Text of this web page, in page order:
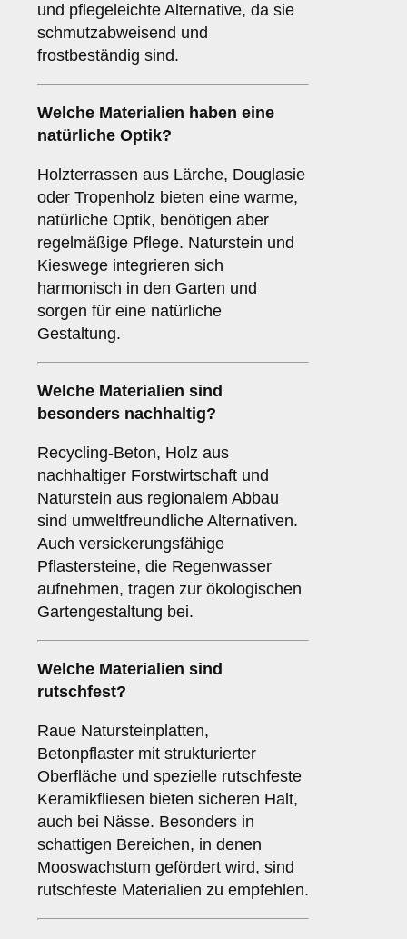
und pflegeleichte Alternative, da sie
schmutzabweisend und
frostbeständig sind.
Welche Materialien haben eine
natürliche Optik?
Holzterrassen aus Lärche, Douglasie
oder Tropenholz bieten eine warme,
natürliche Optik, benötigen aber
regelmäßige Pflege. Naturstein und
Kieswege integrieren sich
harmonisch in den Garten und
sorgen für eine natürliche
Gestaltung.
Welche Materialien sind
besonders nachhaltig?
Recycling-Beton, Holz aus
nachhaltiger Forstwirtschaft und
Naturstein aus regionalem Abbau
sind umweltfreundliche Alternativen.
Auch versickerungsfähige
Pflastersteine, die Regenwasser
aufnehmen, tragen zur ökologischen
Gartengestaltung bei.
Welche Materialien sind
rutschfest?
Raue Natursteinplatten,
Betonpflaster mit strukturierter
Oberfläche und spezielle rutschfeste
Keramikfliesen bieten sicheren Halt,
auch bei Nässe. Besonders in
schattigen Bereichen, in denen
Mooswachstum gefördert wird, sind
rutschfeste Materialien zu empfehlen.